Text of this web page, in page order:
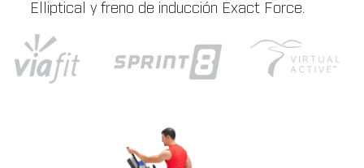
Elliptical y freno de inducción Exact Force.